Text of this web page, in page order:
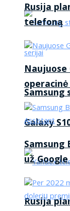
Galaxy
Rusija
Rusija
telefoną
Naujuose
Samsung
už